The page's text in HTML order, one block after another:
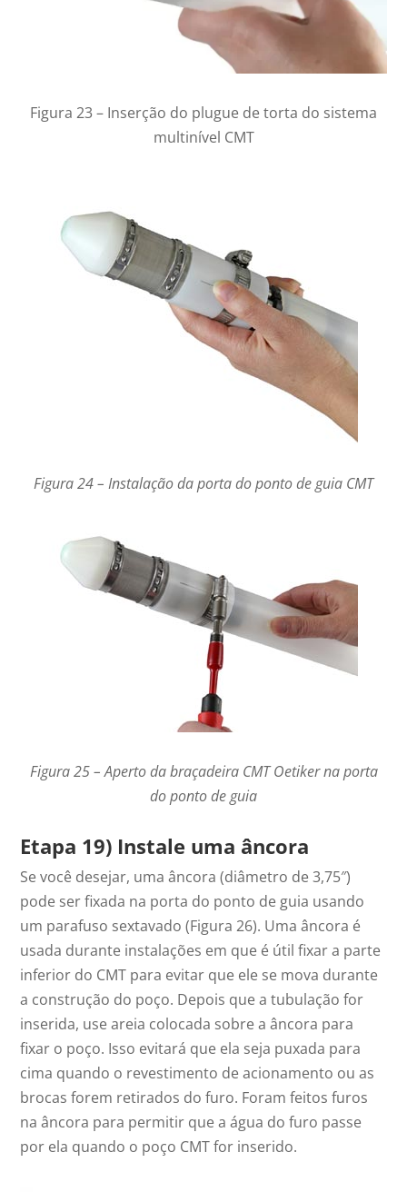
Figura 23 – Inserção do plugue de torta do sistema
multinível CMT
Figura 24 – Instalação da porta do ponto de guia CMT
Figura 25 – Aperto da braçadeira CMT Oetiker na porta
do ponto de guia
Etapa 19) Instale uma âncora
Se você desejar, uma âncora (diâmetro de 3,75″)
pode ser fixada na porta do ponto de guia usando
um parafuso sextavado (Figura 26). Uma âncora é
usada durante instalações em que é útil fixar a parte
inferior do CMT para evitar que ele se mova durante
a construção do poço. Depois que a tubulação for
inserida, use areia colocada sobre a âncora para
fixar o poço. Isso evitará que ela seja puxada para
cima quando o revestimento de acionamento ou as
brocas forem retirados do furo. Foram feitos furos
na âncora para permitir que a água do furo passe
por ela quando o poço CMT for inserido.